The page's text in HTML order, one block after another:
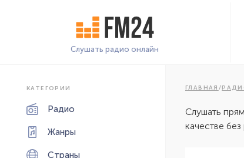
Слушать радио онлайн
КАТЕГОРИИ
Радио
Жанры
Страны
ГЛАВНАЯ /
Слушать
качестве